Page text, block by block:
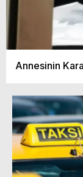
Annesinin